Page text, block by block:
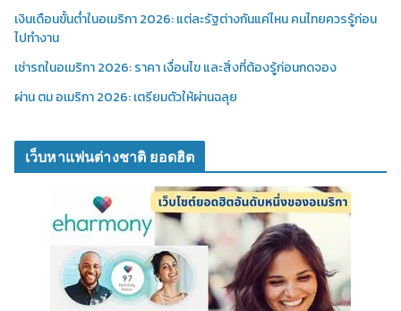
เงินเดือนขั้นต่ำในอเมริกา 2026: แต่ละรัฐต่างกันแค่ไหน คนไทยควรรู้ก่อน
ไปทำงาน
เช่ารถในอเมริกา 2026: ราคา เงื่อนไข และสิ่งที่ต้องรู้ก่อนกดจอง
ผ่าน ตม อเมริกา 2026: เตรียมตัวให้ผ่านฉลุย
เว็บหาแฟนต่างชาติ ยอดฮิต